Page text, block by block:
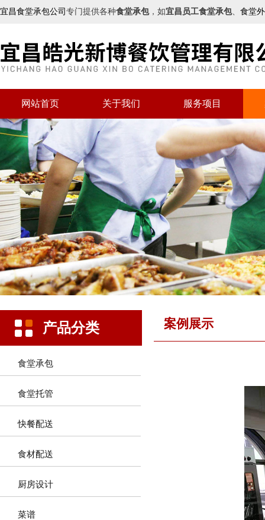
宜昌食堂承包公司 专门提供各种食堂承包，如宜昌员工食堂承包、 食堂
网站首页 关于我们 服务项目
产品分类
食堂承包
食堂托管
快餐配送
食材配送
厨房设计
菜谱
案例展示